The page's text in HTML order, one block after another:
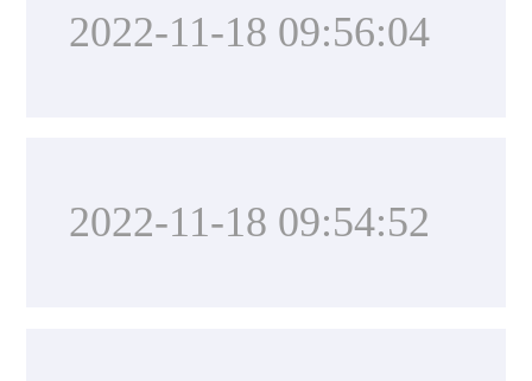
2022-11-18 09:56:04
2022-11-18 09:54:52